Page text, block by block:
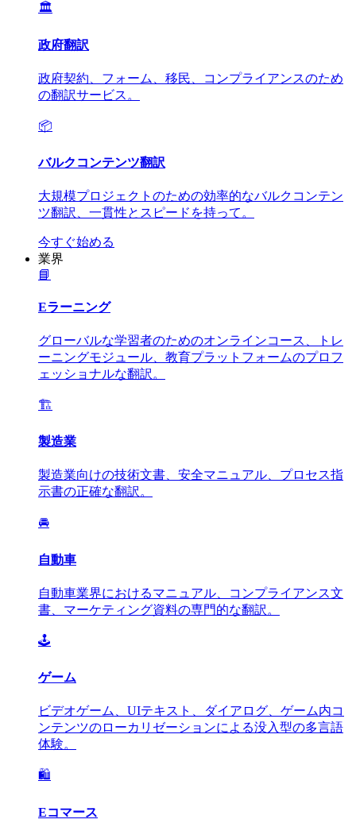
🏛️
政府翻訳
政府契約、フォーム、移民、コンプライアンスのため
の翻訳サービス。
📦
バルクコンテンツ翻訳
大規模プロジェクトのための効率的なバルクコンテン
ツ翻訳、一貫性とスピードを持って。
今すぐ始める
業界
📘
Eラーニング
グローバルな学習者のためのオンラインコース、トレ
ーニングモジュール、教育プラットフォームのプロフ
ェッショナルな翻訳。
🏗️
製造業
製造業向けの技術文書、安全マニュアル、プロセス指
示書の正確な翻訳。
🚘
自動車
自動車業界におけるマニュアル、コンプライアンス文
書、マーケティング資料の専門的な翻訳。
🕹️
ゲーム
ビデオゲーム、UIテキスト、ダイアログ、ゲーム内コ
ンテンツのローカリゼーションによる没入型の多言語
体験。
🛍️
Eコマース